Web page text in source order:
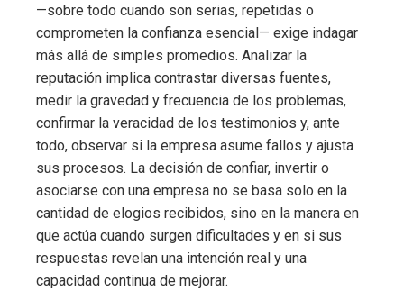
—sobre todo cuando son serias, repetidas o
comprometen la confianza esencial— exige indagar
más allá de simples promedios. Analizar la
reputación implica contrastar diversas fuentes,
medir la gravedad y frecuencia de los problemas,
confirmar la veracidad de los testimonios y, ante
todo, observar si la empresa asume fallos y ajusta
sus procesos. La decisión de confiar, invertir o
asociarse con una empresa no se basa solo en la
cantidad de elogios recibidos, sino en la manera en
que actúa cuando surgen dificultades y en si sus
respuestas revelan una intención real y una
capacidad continua de mejorar.